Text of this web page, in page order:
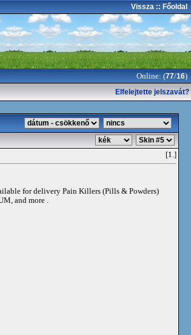
Vissza :: Főoldal
Online: (77/16)
Elfelejtette jelszavát?
[1.]
for delivery Pain Killers (Pills & Powders)
and more .